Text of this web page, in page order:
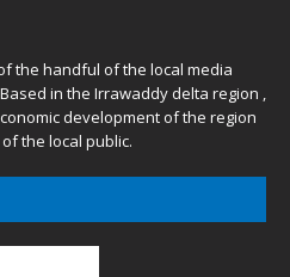
the handful of the local media
in the Irrawaddy delta region ,
development of the region
the local public.